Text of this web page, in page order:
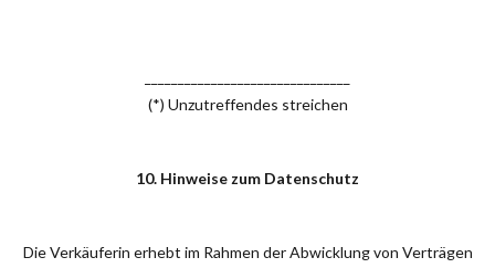
(*) Unzutreffendes streichen
10. Hinweise zum Datenschutz
Die Verkäuferin erhebt im Rahmen der Abwicklung von Verträgen